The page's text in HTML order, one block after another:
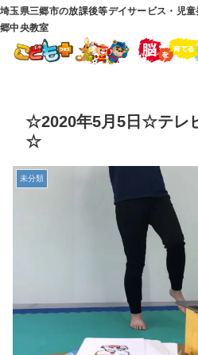
埼玉県三郷市の放課後等デイサービス・児
郷中央教室
☆2020年5月5日☆テレ
☆
未分類